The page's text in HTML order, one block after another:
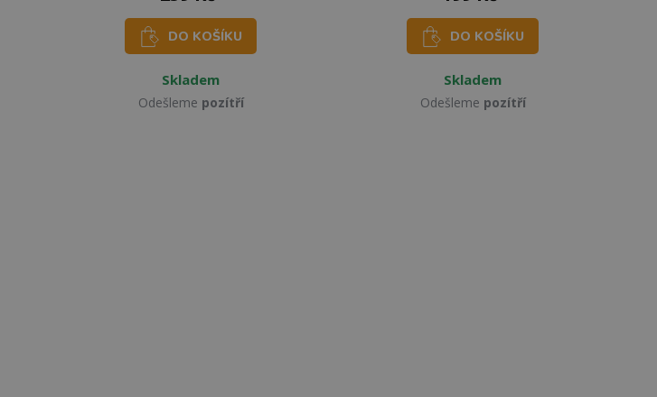
DO KOŠÍKU
Skladem
Odešleme pozítří
DO KOŠÍKU
Skladem
Odešleme pozítří